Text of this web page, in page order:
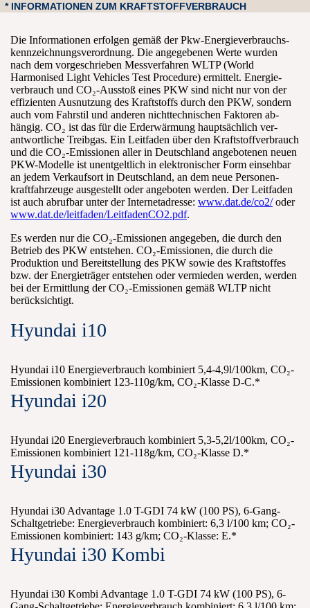
* INFORMATIONEN ZUM KRAFTSTOFFVERBRAUCH
Die Informationen erfolgen gemäß der Pkw-Energie­verbrauchs­
kennzeichnungs­verordnung. Die an­gegebenen Werte wurden
nach dem vor­geschrieben Mess­verfahren WLTP (World
Harmonised Light Vehicles Test Procedure) er­mittelt. Energie­
verbrauch und CO₂-Ausstoß eines PKW sind nicht nur von der
effizienten Aus­nutzung des Kraft­stoffs durch den PKW, sondern
auch vom Fahr­stil und anderen nicht­technischen Faktoren ab­
hängig. CO₂ ist das für die Erd­erwärmung haupt­sächlich ver­
antwortliche Treib­gas. Ein Leit­faden über den Kraft­stoff­verbrauch
und die CO₂-Emissionen aller in Deutschland an­gebotenen neuen
PKW-Modelle ist un­entgeltlich in elektronischer Form ein­sehbar
an jedem Verkaufs­ort in Deutschland, an dem neue Personen­
kraftfahrzeuge aus­gestellt oder an­geboten werden. Der Leit­faden
ist auch ab­rufbar unter der Internet­adresse: www.dat.de/co2/oder
www.dat.de/leitfaden/LeitfadenCO2.pdf.
Es werden nur die CO₂-Emissionen ange­geben, die durch den
Be­trieb des PKW ent­stehen. CO₂-Emissionen, die durch die
Produktion und Bereit­stellung des PKW sowie des Kraft­stoffes
bzw. der Energie­träger ent­stehen oder ver­mieden werden, werden
bei der Er­mittlung der CO₂-Emissionen gemäß WLTP nicht
berücksichtigt.
Hyundai i10
Hyundai i10 Energieverbrauch kombiniert 5,4-4,9l/100km, CO₂-
Emissionen kombiniert 123-110g/km, CO₂-Klasse D-C.*
Hyundai i20
Hyundai i20 Energieverbrauch kombiniert 5,3-5,2l/100km, CO₂-
Emissionen kombiniert 121-118g/km, CO₂-Klasse D.*
Hyundai i30
Hyundai i30 Advantage 1.0 T-GDI 74 kW (100 PS), 6-Gang-
Schaltgetriebe: Energieverbrauch kombiniert: 6,3 l/100 km; CO₂-
Emissionen kombiniert: 143 g/km; CO₂-Klasse: E.*
Hyundai i30 Kombi
Hyundai i30 Kombi Advantage 1.0 T-GDI 74 kW (100 PS), 6-